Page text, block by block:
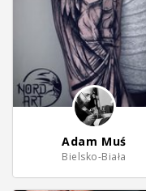
Adam Muś
Bielsko-Biała